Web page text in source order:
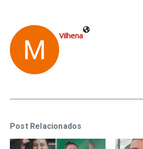
Vilhena
Post Relacionados